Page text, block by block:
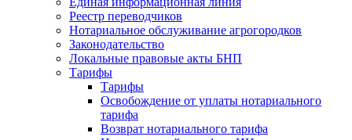
Реестр переводчиков
Нотариальное обслуживание агрогородков
Законодательство
Локальные правовые акты БНП
Тарифы
Тарифы
Освобождение от уплаты нотариального
тарифа
Возврат нотариального тарифа